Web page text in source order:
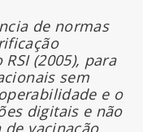
de normas
(2005), para
sem
e o
digitais e não
vacinação.